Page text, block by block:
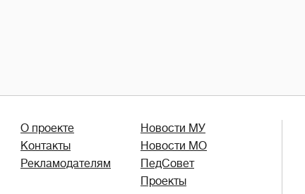
О проекте
Контакты
Рекламодателям
Новости МУ
Новости МО
ПедСовет
Проекты